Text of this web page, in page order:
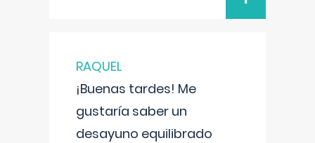
RAQUEL
¡Buenas tardes! Me
gustaría saber un
desayuno equilibrado